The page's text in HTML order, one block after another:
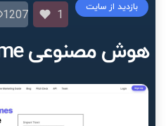
هوش مصنوعی Super Meme
بازدید از سایت
1
1207